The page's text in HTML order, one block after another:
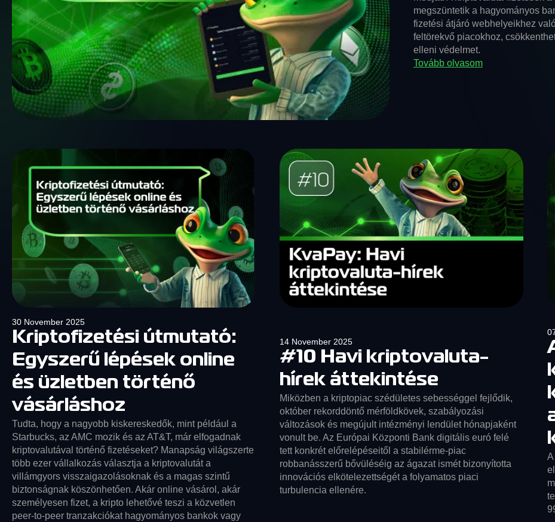
megszüntetik a hagyományos
fizetési átjáró webhelyeikhez
feltörekvő piacokhoz,
elleni védelmet.
Tovább olvasom
30 November 2025
Kriptofizetési útmutató:
Egyszerű lépések online
és üzletben történő
vásárláshoz
Tudta, hogy a nagyobb kiskereskedők, mint például a
Starbucks, az AMC mozik és az AT&T, már elfogadnak
kriptovalutával történő fizetéseket? Manapság világszerte
több ezer vállalkozás választja a kriptovalutát a
villámgyors visszaigazolásoknak és a magas szintű
biztonságnak köszönhetően. Akár online vásárol, akár
személyesen fizet, a kripto lehetővé teszi a közvetlen
peer-to-peer tranzakciókat hagyományos bankok vagy
14 November 2025
#10 Havi kriptovaluta-
hírek áttekintése
Miközben a kriptopiac szédületes sebességgel fejlődik,
október rekorddöntő mérföldkövek, szabályozási
változások és megújult intézményi lendület hónapjaként
vonult be. Az Európai Központi Bank digitális euró felé
tett konkrét előrelépéseitől a stabilérme-piac
robbanásszerű bővüléséig az ágazat ismét bizonyította
innovációs elkötelezettségét a folyamatos piaci
turbulencia ellenére.